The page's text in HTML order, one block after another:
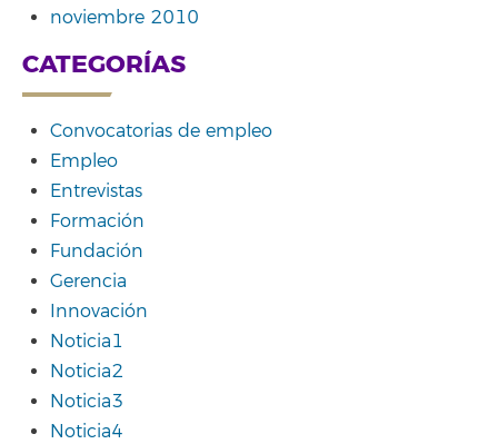
noviembre 2010
CATEGORÍAS
Convocatorias de empleo
Empleo
Entrevistas
Formación
Fundación
Gerencia
Innovación
Noticia1
Noticia2
Noticia3
Noticia4